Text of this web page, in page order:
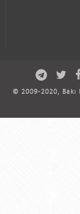
© 2009-2020,